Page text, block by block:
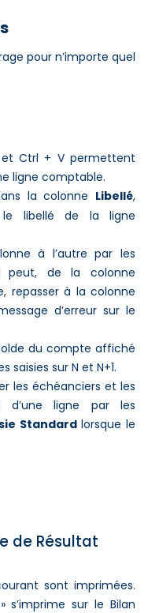
pour n’importe quel
Ctrl + V permettent
ligne comptable.
la colonne Libellé,
libellé de la ligne
à l’autre par les
peut, de la colonne
repasser à la colonne
d’erreur sur le
du compte affiché
saisies sur N et N+1.
les échéanciers et les
d’une ligne par les
Standardlorsque le
de Résultat
sont imprimées.
s’imprime sur le Bilan